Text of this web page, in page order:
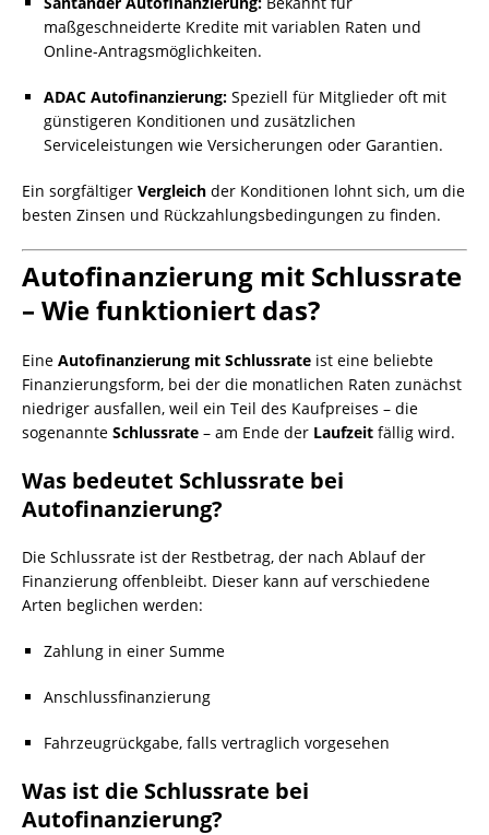
maßgeschneiderte Kredite mit variablen Raten und
Online-Antragsmöglichkeiten.
ADAC Autofinanzierung: Speziell für Mitglieder oft mit
günstigeren Konditionen und zusätzlichen
Serviceleistungen wie Versicherungen oder Garantien.
Ein sorgfältiger Vergleich der Konditionen lohnt sich, um die
besten Zinsen und Rückzahlungsbedingungen zu finden.
Autofinanzierung mit Schlussrate
– Wie funktioniert das?
Eine Autofinanzierung mit Schlussrate ist eine beliebte
Finanzierungsform, bei der die monatlichen Raten zunächst
niedriger ausfallen, weil ein Teil des Kaufpreises – die
sogenannte Schlussrate – am Ende der Laufzeit fällig wird.
Was bedeutet Schlussrate bei
Autofinanzierung?
Die Schlussrate ist der Restbetrag, der nach Ablauf der
Finanzierung offenbleibt. Dieser kann auf verschiedene
Arten beglichen werden:
Zahlung in einer Summe
Anschlussfinanzierung
Fahrzeugrückgabe, falls vertraglich vorgesehen
Was ist die Schlussrate bei
Autofinanzierung?